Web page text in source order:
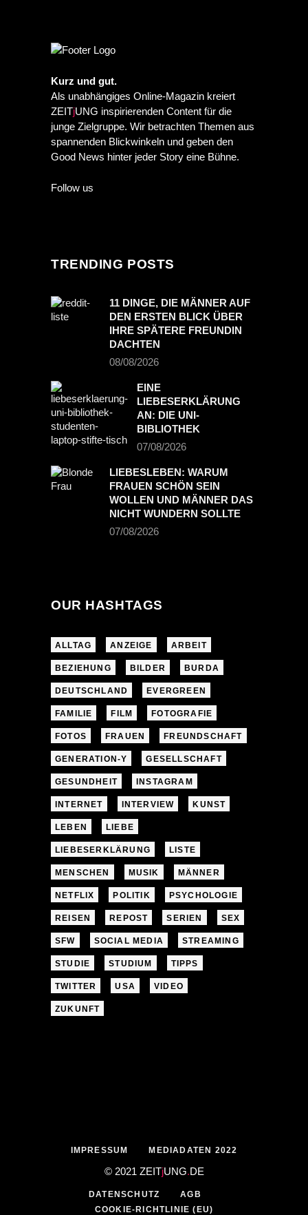
Kurz und gut.
Als unabhängiges Online-Magazin kreiert
ZEITjUNG inspirierenden Content für die
junge Zielgruppe. Wir betrachten Themen aus
spannenden Blickwinkeln und geben den
Good News hinter jeder Story eine Bühne.
Follow us
TRENDING POSTS
11 DINGE, DIE MÄNNER AUF
DEN ERSTEN BLICK ÜBER
IHRE SPÄTERE FREUNDIN
DACHTEN
08/08/2026
EINE
LIEBESERKLÄRUNG
AN: DIE UNI-
BIBLIOTHEK
07/08/2026
LIEBESLEBEN: WARUM
FRAUEN SCHÖN SEIN
WOLLEN UND MÄNNER DAS
NICHT WUNDERN SOLLTE
07/08/2026
OUR HASHTAGS
ALLTAG ANZEIGE ARBEIT
BEZIEHUNG BILDER BURDA
DEUTSCHLAND EVERGREEN
FAMILIE FILM FOTOGRAFIE
FOTOS FRAUEN FREUNDSCHAFT
GENERATION-Y GESELLSCHAFT
GESUNDHEIT INSTAGRAM
INTERNET INTERVIEW KUNST
LEBEN LIEBE
LIEBESERKLÄRUNG LISTE
MENSCHEN MUSIK MÄNNER
NETFLIX POLITIK PSYCHOLOGIE
REISEN REPOST SERIEN SEX
SFW SOCIAL MEDIA STREAMING
STUDIE STUDIUM TIPPS
TWITTER USA VIDEO
ZUKUNFT
IMPRESSUM MEDIADATEN 2022
© 2021 ZEITjUNG.DE
DATENSCHUTZ
AGB
COOKIE-RICHTLINIE (EU)